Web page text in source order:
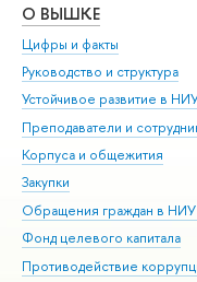
О ВЫШКЕ
Цифры и факты
Руководство и структура
Устойчивое развитие в
Преподаватели и
Корпуса и общежития
Закупки
Обращения граждан в
Фонд целевого капитала
Противодействие